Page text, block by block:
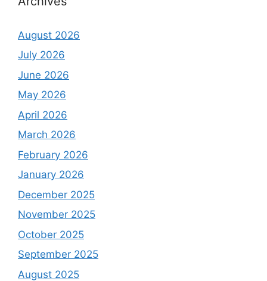
August 2026
July 2026
June 2026
May 2026
April 2026
March 2026
February 2026
January 2026
December 2025
November 2025
October 2025
September 2025
August 2025